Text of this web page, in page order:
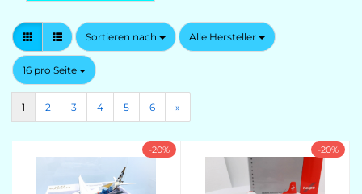
Sortieren nach
Sortieren nach Alle Hersteller
pro Seite
16 pro Seite
pro Seite
1 2 3 4 5 6 »
-20% -20%